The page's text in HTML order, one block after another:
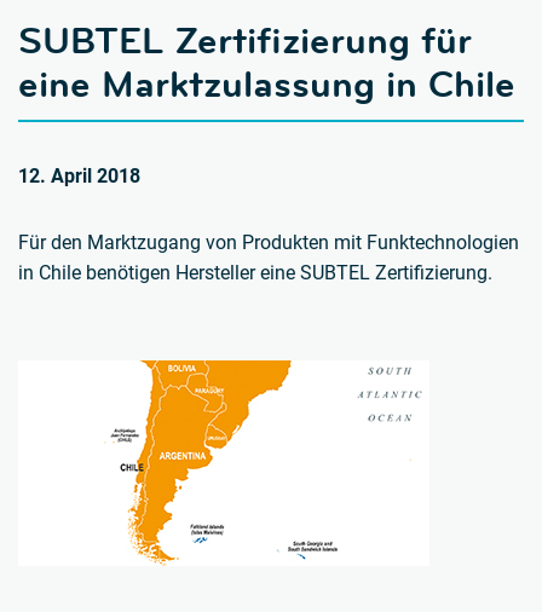
Über uns
Branchen
Knowledge Center
SUBTEL Zertifizierung für
eine Marktzulassung in Chile
12. April 2018
Für den Marktzugang von Produkten mit Funktechnologien
in Chile benötigen Hersteller eine SUBTEL Zertifizierung.